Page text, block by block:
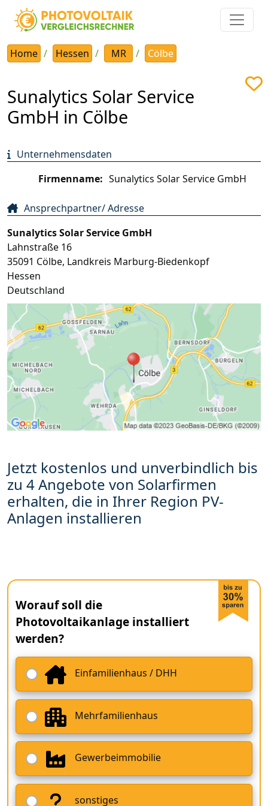
Home Hessen MR Cölbe
Sunalytics Solar Service
GmbH in Cölbe
Unternehmensdaten
Firmenname: Sunalytics Solar Service GmbH
Ansprechpartner/ Adresse
Sunalytics Solar Service GmbH
Lahnstraße 16
35091 Cölbe, Landkreis Marburg-Biedenkopf
Hessen
Deutschland
Jetzt kostenlos und unverbindlich bis
zu 4 Angebote von Solarfirmen
erhalten, die in Ihrer Region PV-
Anlagen installieren
Worauf soll die
Photovoltaikanlage installiert
werden?
Einfamilienhaus / DHH
Mehrfamilienhaus
Gewerbeimmobilie
sonstiges